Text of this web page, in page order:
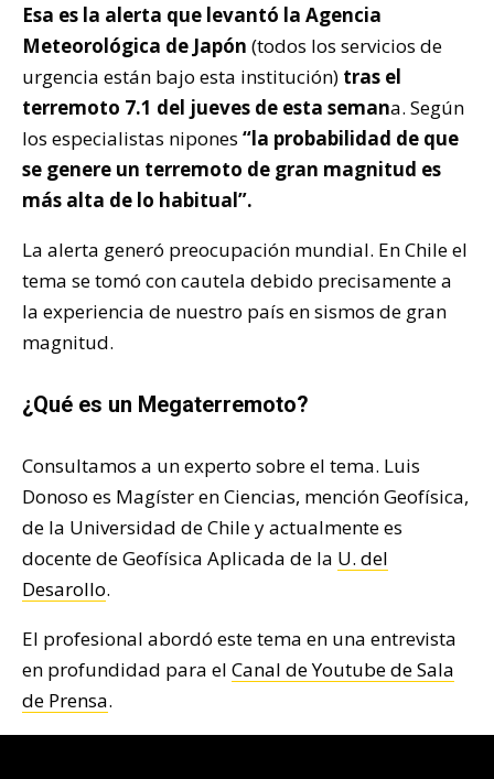
Esa es la alerta que levantó la Agencia
Meteorológica de Japón (todos los servicios de
urgencia están bajo esta institución) tras el
terremoto 7.1 del jueves de esta semana. Según
los especialistas nipones “la probabilidad de que
se genere un terremoto de gran magnitud es
más alta de lo habitual”.
La alerta generó preocupación mundial. En Chile el
tema se tomó con cautela debido precisamente a
la experiencia de nuestro país en sismos de gran
magnitud.
¿Qué es un Megaterremoto?
Consultamos a un experto sobre el tema. Luis
Donoso es Magíster en Ciencias, mención Geofísica,
de la Universidad de Chile y actualmente es
docente de Geofísica Aplicada de la U. del
Desarollo.
El profesional abordó este tema en una entrevista
en profundidad para el Canal de Youtube de Sala
de Prensa.